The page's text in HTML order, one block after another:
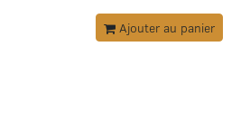
Ajouter au panier